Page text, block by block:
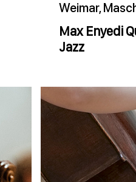
Weimar,
Max Enyedi
Jazz